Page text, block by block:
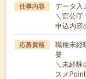
仕事内容
データ入
＼官公庁
申込内
応募資格
職種未経
要
＼未経験
スメ